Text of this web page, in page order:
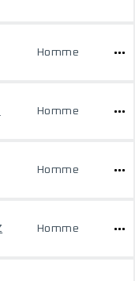
Homme
Homme
Homme
Homme